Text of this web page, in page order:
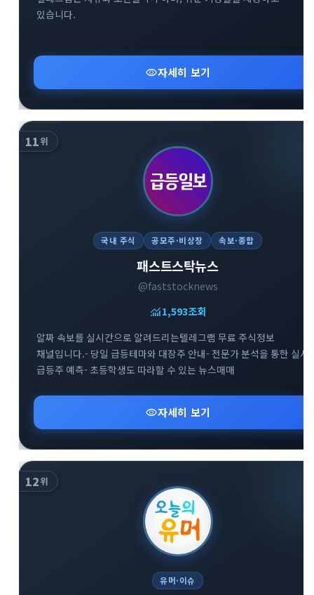
있습니다.
visibility자세히 보기
11위
국내 주식 공모주·비상장 속보·종합
패스트스탁뉴스
@faststocknews
monitoring1,593조회
알짜 속보를 실시간으로 알려드리는텔레그램 무료 주식정보
채널입니다.- 당일 급등테마와 대장주 안내- 전문가 분석을 통한 실시
급등주 예측- 초등학생도 따라할 수 있는 뉴스매매
visibility자세히 보기
12위
유머·이슈